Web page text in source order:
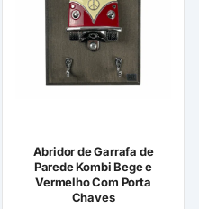
Abridor de Garrafa de
Parede Kombi Bege e
Vermelho Com Porta
Chaves